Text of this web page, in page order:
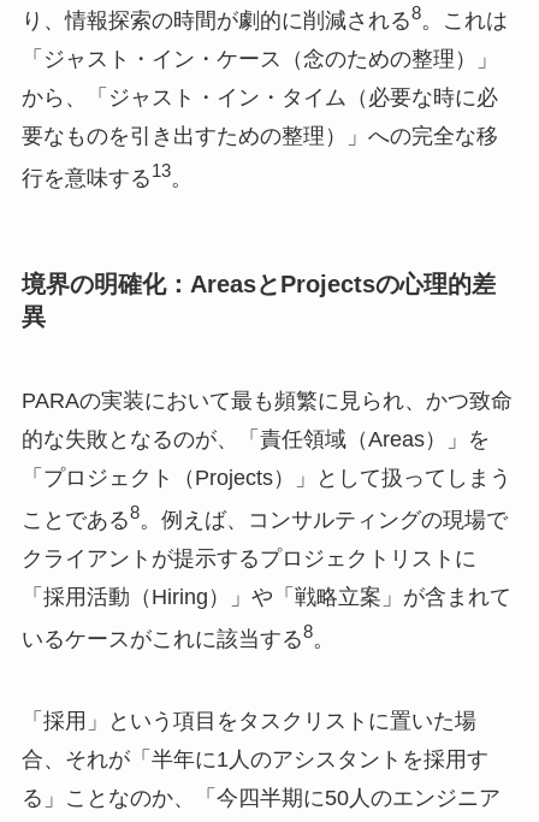
り、情報探索の時間が劇的に削減される8。これは
「ジャスト・イン・ケース（念のための整理）」
から、「ジャスト・イン・タイム（必要な時に必
要なものを引き出すための整理）」への完全な移
行を意味する13。
境界の明確化：AreasとProjectsの心理的差
異
PARAの実装において最も頻繁に見られ、かつ致命
的な失敗となるのが、「責任領域（Areas）」を
「プロジェクト（Projects）」として扱ってしまう
ことである8。例えば、コンサルティングの現場で
クライアントが提示するプロジェクトリストに
「採用活動（Hiring）」や「戦略立案」が含まれて
いるケースがこれに該当する8。
「採用」という項目をタスクリストに置いた場
合、それが「半年に1人のアシスタントを採用す
る」ことなのか、「今四半期に50人のエンジニア